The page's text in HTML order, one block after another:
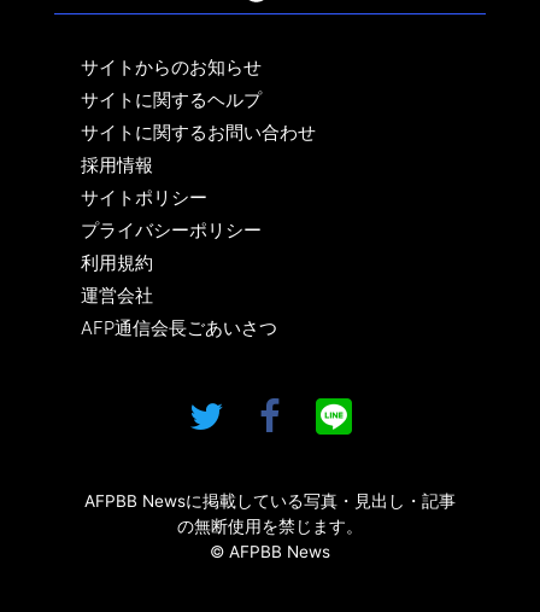
サイトからのお知らせ
サイトに関するヘルプ
サイトに関するお問い合わせ
採用情報
サイトポリシー
プライバシーポリシー
利用規約
運営会社
AFP通信会長ごあいさつ
AFPBB Newsに掲載している写真・見出し・記事
の無断使用を禁じます。
© AFPBB News